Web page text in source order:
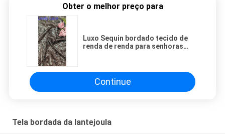
Obter o melhor preço para
Luxo Sequin bordado tecido de
renda de renda para senhoras
Continue
Tela bordada da lantejoula